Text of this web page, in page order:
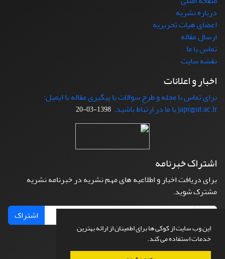
این وب سایت از کوکی ها برای اطمینان از ارائه بهترین
خدمات استفاده می کند.
درباره نشریه
اعضای هیات تحریریه
ارسال مقاله
تماس با ما
نقشه سایت
اخبار و اعلانات
برای تماس با مجله و طرح سوالات یا پیگیری مقاله با ایمیل:
japr@ut.ac.ir با ما در ارتباط باشید.
1398-03-20
اشتراک خبرنامه
برای دریافت اخبار و اطلاعیه های مهم نشریه در خبرنامه نشریه
مشترک شوید.
اشتراک